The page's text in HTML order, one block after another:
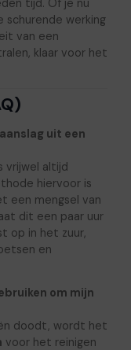
tijd. Of je nu
schurende werking
van een
klaar voor het
uit een
vrijwel altijd
hiervoor is
een mengsel van
dit een paar uur
op in het zuur,
en
om mijn
doodt, wordt het
voor het reinigen